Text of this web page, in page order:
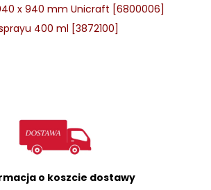
x 940 mm Unicraft [6800006]
400 ml [3872100]
o koszcie dostawy